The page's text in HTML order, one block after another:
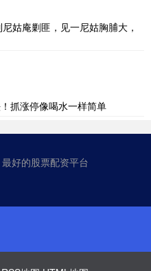
姑庵剿匪，见一尼姑胸脯大，
抓涨停像喝水一样简单
最好的股票配资平台